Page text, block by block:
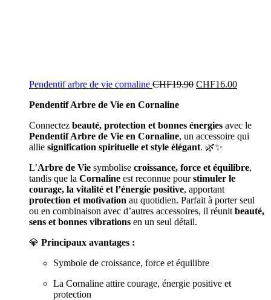
Pendentif arbre de vie cornaline CHF19.90 CHF16.00
Pendentif Arbre de Vie en Cornaline
Connectez beauté, protection et bonnes énergies avec le
Pendentif Arbre de Vie en Cornaline, un accessoire qui
allie signification spirituelle et style élégant. 🌿✨
L’Arbre de Vie symbolise croissance, force et équilibre,
tandis que la Cornaline est reconnue pourstimuler le
courage, la vitalité et l’énergie positive, apportant
protection et motivation au quotidien. Parfait à porter seul
ou en combinaison avec d’autres accessoires, il réunit beauté,
sens et bonnes vibrations en un seul détail.
💎 Principaux avantages :
Symbole de croissance, force et équilibre
La Cornaline attire courage, énergie positive et
protection